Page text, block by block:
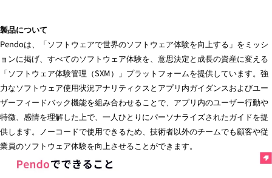
製品について
Pendoは、「ソフトウェアで世界のソフトウェア体験を向上する」をミッシ
ョンに掲げ、すべてのソフトウェア体験を、意思決定と成長の資産に変える
「ソフトウェア体験管理（SXM）」プラットフォームを提供しています。強
力なソフトウェア使用状況アナリティクスとアプリ内ガイダンスおよびユー
ザーフィードバック機能を組み合わせることで、アプリ内のユーザー行動や
特徴、感情を理解した上で、一人ひとりにパーソナライズされたガイドを提
供します。ノーコードで使用できるため、技術者以外のチームでも顧客や従
業員のソフトウェア体験を向上させることができます。